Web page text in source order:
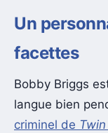
Un
facettes
Bobby Briggs
langue bien
criminel de